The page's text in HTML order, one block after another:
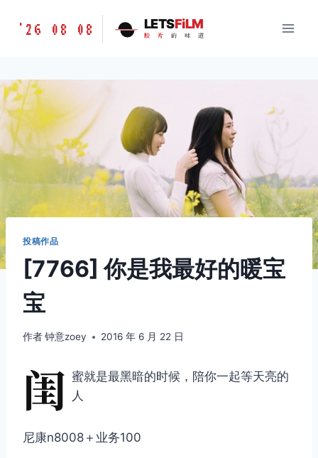
胶
味
道
LETSFILM
'26 08 08 LETSFiLM
胶 片 的 味 道
投稿作品
[7766] 你是我最好的暖宝
宝
作者钟意zoey 2016 年 6 月 22 日
闺 蜜就是最黑暗的时候，陪你一起等天亮的
人
尼康n8008＋业务100